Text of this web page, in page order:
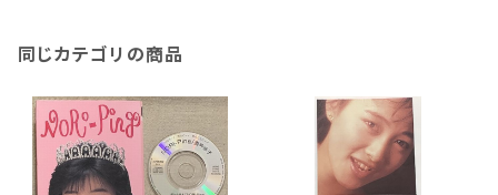
同じカテゴリの商品